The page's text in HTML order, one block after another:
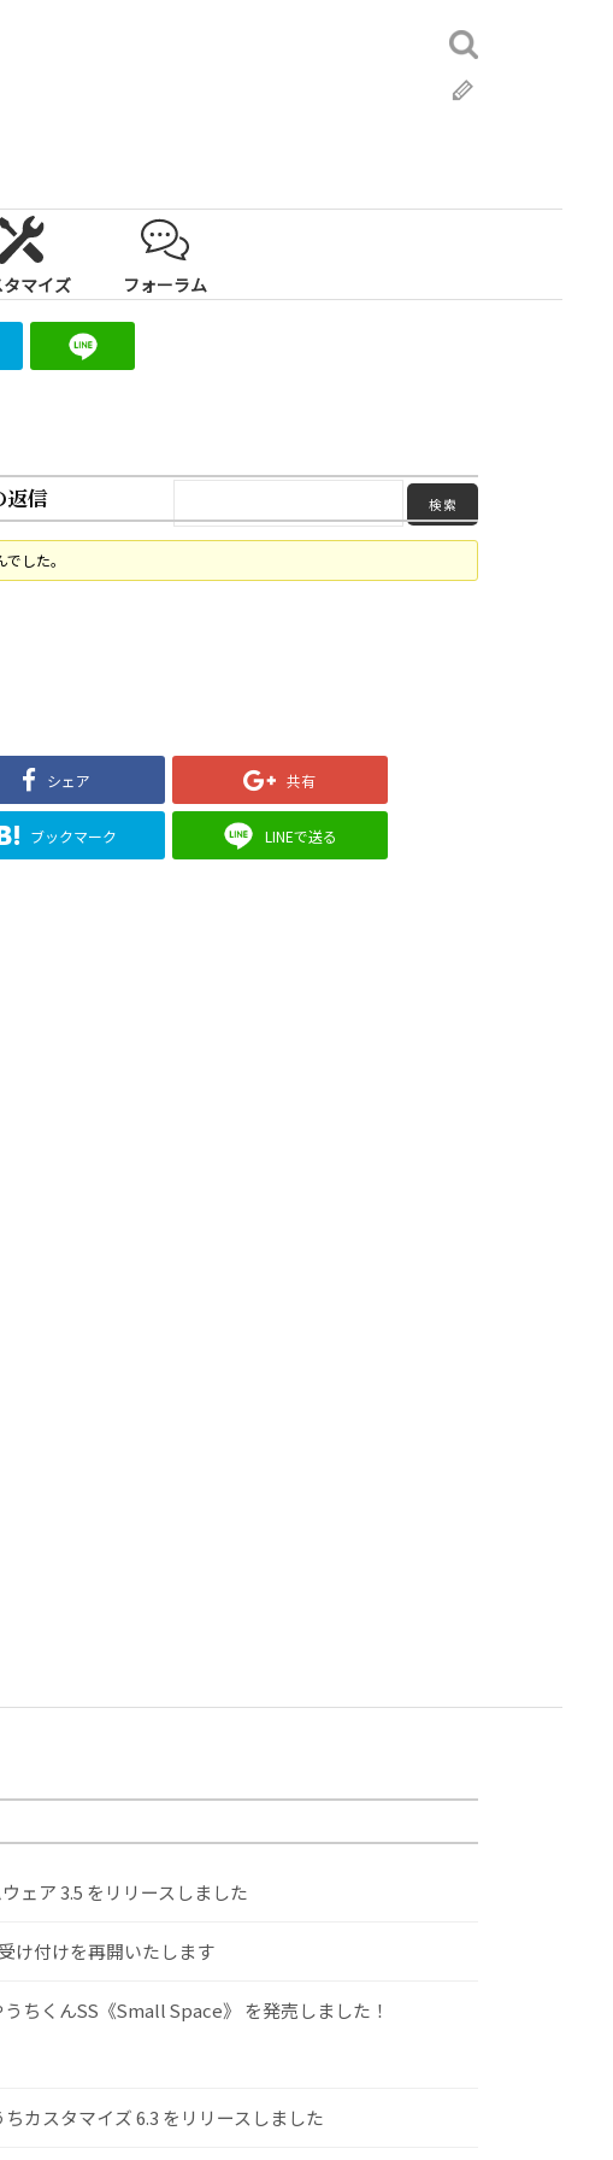
検
索:
マイズ フォーラム
返信
した。
シェア 共有
ブックマーク LINEで送る
ェア 3.5 をリリースしました
け付けを再開いたします
うちくんSS《Small Space》 を発売しました！
カスタマイズ 6.3 をリリースしました